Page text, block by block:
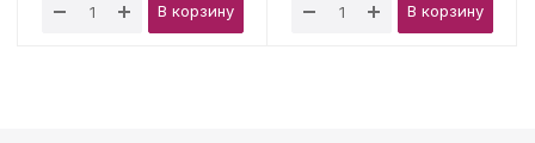
В корзину В корзину